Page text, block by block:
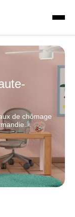
de chômage